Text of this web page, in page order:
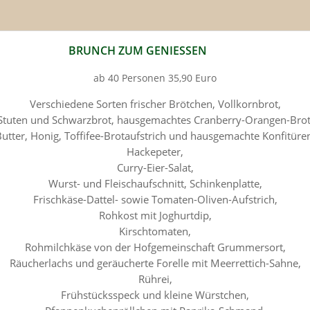
BRUNCH ZUM GENIESSEN
ab 40 Personen 35,90 Euro
Verschiedene Sorten frischer Brötchen, Vollkornbrot,
und Schwarzbrot, hausgemachtes Cranberry-Orangen-
Honig, Toffifee-Brotaufstrich und hausgemachte
Hackepeter,
Curry-Eier-Salat,
Wurst- und Fleischaufschnitt, Schinkenplatte,
Frischkäse-Dattel- sowie Tomaten-Oliven-Aufstrich,
Rohkost mit Joghurtdip,
Kirschtomaten,
Rohmilchkäse von der Hofgemeinschaft Grummersort,
Räucherlachs und geräucherte Forelle mit Meerrettich-Sahne,
Rührei,
Frühstücksspeck und kleine Würstchen,